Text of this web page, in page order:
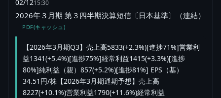
02/1215:30
2026年３月期 第３四半期決算短信〔日本基準〕（連結）
PDF(キャッシュ)
【2026年3月期Q3】売上高5833(+2.3%)[進捗71%]営業利
益1341(+5.4%)[進捗75%]経常利益1415(+3.3%)[進捗
80%]純利益（親）857(+5.2%)[進捗81%] EPS（基）
34.51円/株【2026年3月期通期予想】売上高
8227(+10.1%)営業利益1790(+11.6%)経常利益